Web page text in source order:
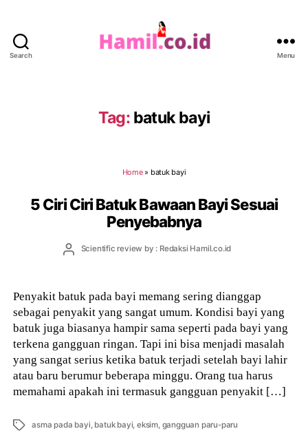
Search Menu
Tag: batuk bayi
Home» batuk bayi
5 Ciri Ciri Batuk Bawaan Bayi Sesuai
Penyebabnya
PostScientific review by : Redaksi Hamil.co.id
Penyakit batuk pada bayi memang sering dianggap
sebagai penyakit yang sangat umum. Kondisi bayi yang
batuk juga biasanya hampir sama seperti pada bayi yang
terkena gangguan ringan. Tapi ini bisa menjadi masalah
yang sangat serius ketika batuk terjadi setelah bayi lahir
atau baru berumur beberapa minggu. Orang tua harus
memahami apakah ini termasuk gangguan penyakit […]
Tags asma pada bayi, batuk bayi, eksim, gangguan paru-paru